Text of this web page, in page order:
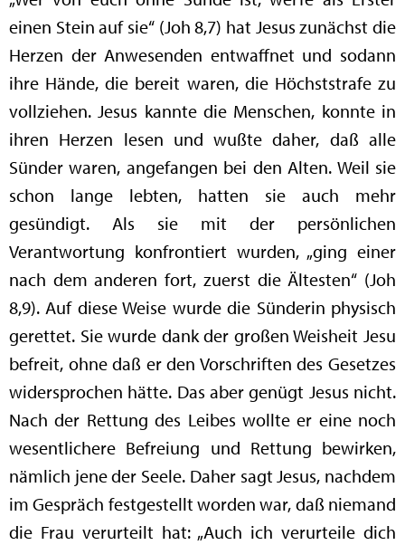
einen Stein auf sie“ (Joh 8,7) hat Jesus zunächst die
Herzen der Anwesenden entwaffnet und sodann
ihre Hände, die bereit waren, die Höchststrafe zu
vollziehen. Jesus kannte die Menschen, konnte in
ihren Herzen lesen und wußte daher, daß alle
Sünder waren, angefangen bei den Alten. Weil sie
schon lange lebten, hatten sie auch mehr
gesündigt. Als sie mit der persönlichen
Verantwortung konfrontiert wurden, „ging einer
nach dem anderen fort, zuerst die Ältesten“ (Joh
8,9). Auf diese Weise wurde die Sünderin physisch
gerettet. Sie wurde dank der großen Weisheit Jesu
befreit, ohne daß er den Vorschriften des Gesetzes
widersprochen hätte. Das aber genügt Jesus nicht.
Nach der Rettung des Leibes wollte er eine noch
wesentlichere Befreiung und Rettung bewirken,
nämlich jene der Seele. Daher sagt Jesus, nachdem
im Gespräch festgestellt worden war, daß niemand
die Frau verurteilt hat: „Auch ich verurteile dich